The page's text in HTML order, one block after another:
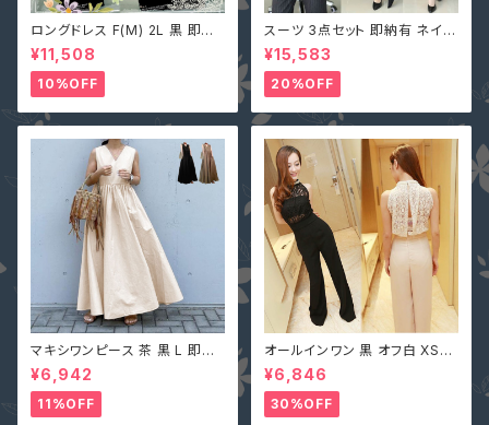
ロングドレス F(M) 2L 黒 即納
マキシワンピース キャバ嬢 パー
ティードレス スパンコール 二次
会 大きいサイズ YJ-6536 レデ
ィース 背中開き ノースリーブ イ
ブニングドレス
¥11,508
10%OFF
スーツ 3点セット 即納有 ネイビ
ー グレー S M L 2L 3L 4L 大
きいサイズ パンツ or スカート＋
ジャケット＋ベスト ストライプ X
Z-X10083
¥15,583
20%OFF
マキシワンピース 茶 黒 L 即納
オフベージュレディース Vネック
nclq496 ロング ギャザー フレ
アー ノースリーブ 夏 森ガール
袖なし
¥6,942
11%OFF
オールインワン 黒 オフ白 XS-X
L 即納 パンツドレス 襟ビジュー
フェイクパール レース シースル
ー ホルターネック 背中開き オ
フホワイト 無地 2161366
¥6,846
30%OFF